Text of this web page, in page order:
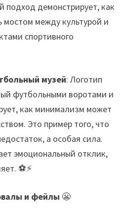
подход демонстрирует, как
мостом между культурой и
спортивного
музей: Логотип
футбольными воротами и
как минимализм может
Это пример того, что
а особая сила.
эмоциональный отклик,
⚽⚡
и фейлы 😬